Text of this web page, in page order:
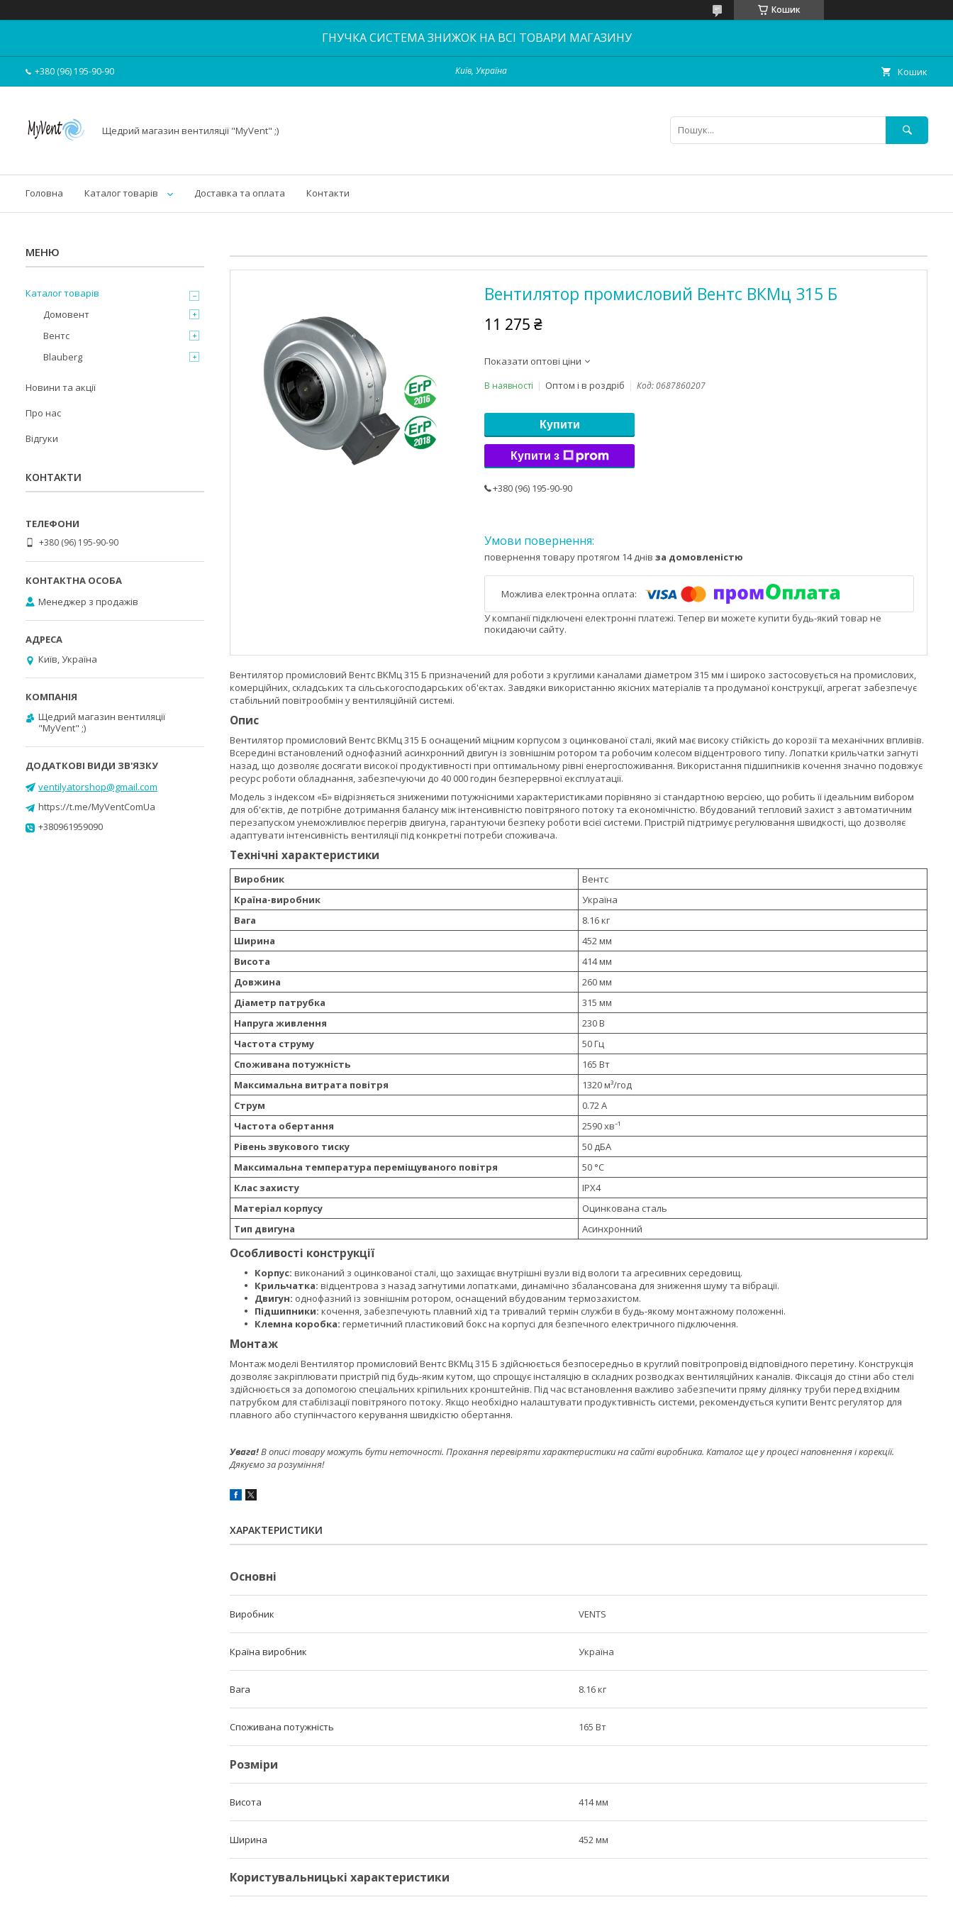
Кошик
ГНУЧКА СИСТЕМА ЗНИЖОК НА ВСІ ТОВАРИ МАГАЗИНУ
+380 (96) 195-90-90 Київ, Україна Кошик
Щедрий магазин вентиляції "MyVent" ;)
Головна Каталог товарів Доставка та оплата Контакти
Вентилятор промисловий Вентс ВКМц 315 Б
11 275 ₴
Показати оптові ціни
В наявності Оптом і в роздріб Код:0687860207
Купити
Купити з
+380 (96) 195-90-90
повернення товару протягом 14 днів за домовленістю
У компанії підключені електронні платежі. Тепер ви можете купити будь-який товар не
покидаючи сайту.
Вентилятор промисловий Вентс ВКМц 315 Б призначений для роботи з круглими каналами діаметром 315 мм і широко застосовується на промислових,
комерційних, складських та сільськогосподарських об'єктах. Завдяки використанню якісних матеріалів та продуманої конструкції, агрегат забезпечує
стабільний повітрообмін у вентиляційній системі.
Опис
Вентилятор промисловий Вентс ВКМц 315 Б оснащений міцним корпусом з оцинкованої сталі, який має високу стійкість до корозії та механічних впливів.
Всередині встановлений однофазний асинхронний двигун із зовнішнім ротором та робочим колесом відцентрового типу. Лопатки крильчатки загнуті
назад, що дозволяє досягати високої продуктивності при оптимальному рівні енергоспоживання. Використання підшипників кочення значно подовжує
ресурс роботи обладнання, забезпечуючи до 40 000 годин безперервної експлуатації.
Модель з індексом «Б» відрізняється зниженими потужнісними характеристиками порівняно зі стандартною версією, що робить її ідеальним вибором
для об'єктів, де потрібне дотримання балансу між інтенсивністю повітряного потоку та економічністю. Вбудований тепловий захист з автоматичним
перезапуском унеможливлює перегрів двигуна, гарантуючи безпеку роботи всієї системи. Пристрій підтримує регулювання швидкості, що дозволяє
адаптувати інтенсивність вентиляції під конкретні потреби споживача.
Технічні характеристики
Виробник
Вентс
Країна-виробник
Україна
Вага
8.16 кг
Ширина
452 мм
Висота
414 мм
Довжина
260 мм
Діаметр патрубка
315 мм
Напруга живлення
230 В
Частота струму
50 Гц
Споживана потужність
165 Вт
Максимальна витрата повітря
1320 м³/год
Струм
0.72 А
Частота обертання
2590 хв⁻¹
Рівень звукового тиску
50 дБА
Максимальна температура переміщуваного повітря
50 °C
Клас захисту
IPX4
Матеріал корпусу
Оцинкована сталь
Тип двигуна
Асинхронний
Особливості конструкції
Корпус: виконаний з оцинкованої сталі, що захищає внутрішні вузли від вологи та агресивних середовищ.
Крильчатка: відцентрова з назад загнутими лопатками, динамічно збалансована для зниження шуму та вібрації.
Двигун: однофазний із зовнішнім ротором, оснащений вбудованим термозахистом.
Підшипники: кочення, забезпечують плавний хід та тривалий термін служби в будь-якому монтажному положенні.
Клемна коробка: герметичний пластиковий бокс на корпусі для безпечного електричного підключення.
Монтаж
Монтаж моделі Вентилятор промисловий Вентс ВКМц 315 Б здійснюється безпосередньо в круглий повітропровід відповідного перетину. Конструкція
дозволяє закріплювати пристрій під будь-яким кутом, що спрощує інсталяцію в складних розводках вентиляційних каналів. Фіксація до стіни або стелі
здійснюється за допомогою спеціальних кріпильних кронштейнів. Під час встановлення важливо забезпечити пряму ділянку труби перед вхідним
патрубком для стабілізації повітряного потоку. Якщо необхідно налаштувати продуктивність системи, рекомендується купити Вентс регулятор для
плавного або ступінчастого керування швидкістю обертання.
Увага!В описі товару можуть бути неточності. Прохання перевіряти характеристики на сайті виробника. Каталог ще у процесі наповнення і корекції.
Дякуємо за розуміння!
ХАРАКТЕРИСТИКИ
Основні
Виробник VENTS
Країна виробник Україна
Вага 8.16 кг
Споживана потужність 165 Вт
Розміри
Висота 414 мм
Ширина 452 мм
Користувальницькі характеристики
Каталог товарів
Домовент
Вентс
Blauberg
Новини та акції
Про нас
Відгуки
КОНТАКТИ
+380 (96) 195-90-90
Менеджер з продажів
Київ, Україна
Щедрий магазин вентиляції
"MyVent" ;)
ventilyatorshop@gmail.com
https://t.me/MyVentComUa
+380961959090